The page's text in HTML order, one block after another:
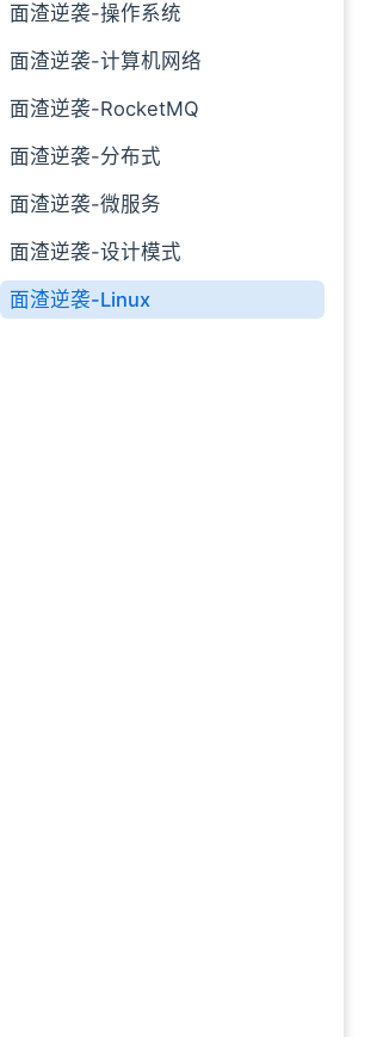
面渣逆袭-操作系统
面渣逆袭-计算机网络
面渣逆袭-RocketMQ
面渣逆袭-分布式
面渣逆袭-微服务
面渣逆袭-设计模式
面渣逆袭-Linux